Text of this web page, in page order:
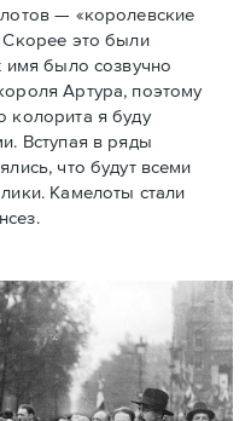
— «королевские
это были
имя было созвучно
Артура, поэтому
колорита я буду
Вступая в ряды
что будут всеми
Камелоты стали